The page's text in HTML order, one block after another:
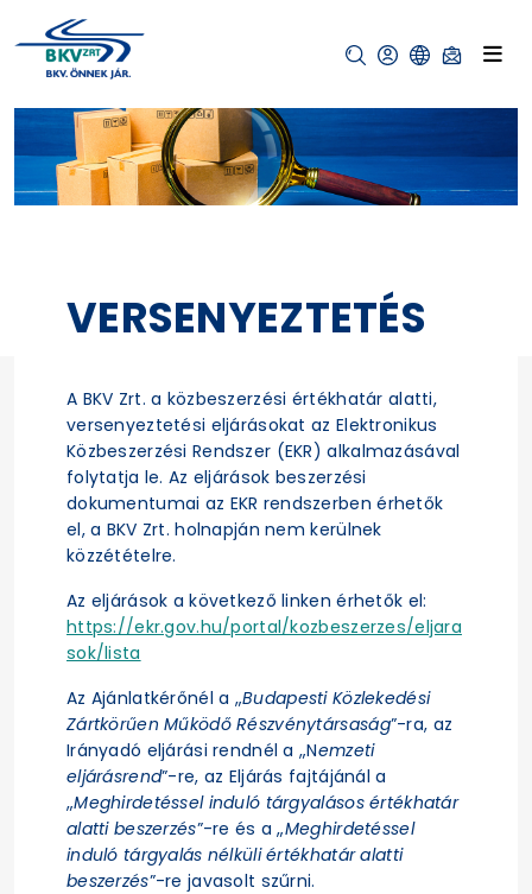
VERSENYEZTETÉS
A BKV Zrt. a közbeszerzési értékhatár alatti,
versenyeztetési eljárásokat az Elektronikus
Közbeszerzési Rendszer (EKR) alkalmazásával
folytatja le. Az eljárások beszerzési
dokumentumai az EKR rendszerben érhetők
el, a BKV Zrt. holnapján nem kerülnek
közzétételre.
Az eljárások a következő linken érhetők el:
https://ekr.gov.hu/portal/kozbeszerzes/eljara
sok/lista
Az Ajánlatkérőnél a „Budapesti Közlekedési
Zártkörűen Működő Részvénytársaság”-ra, az
Irányadó eljárási rendnél a „Nemzeti
eljárásrend”-re, az Eljárás fajtájánál a
„Meghirdetéssel induló tárgyalásos értékhatár
alatti beszerzés”-re és a „Meghirdetéssel
induló tárgyalás nélküli értékhatár alatti
beszerzés”-re javasolt szűrni.